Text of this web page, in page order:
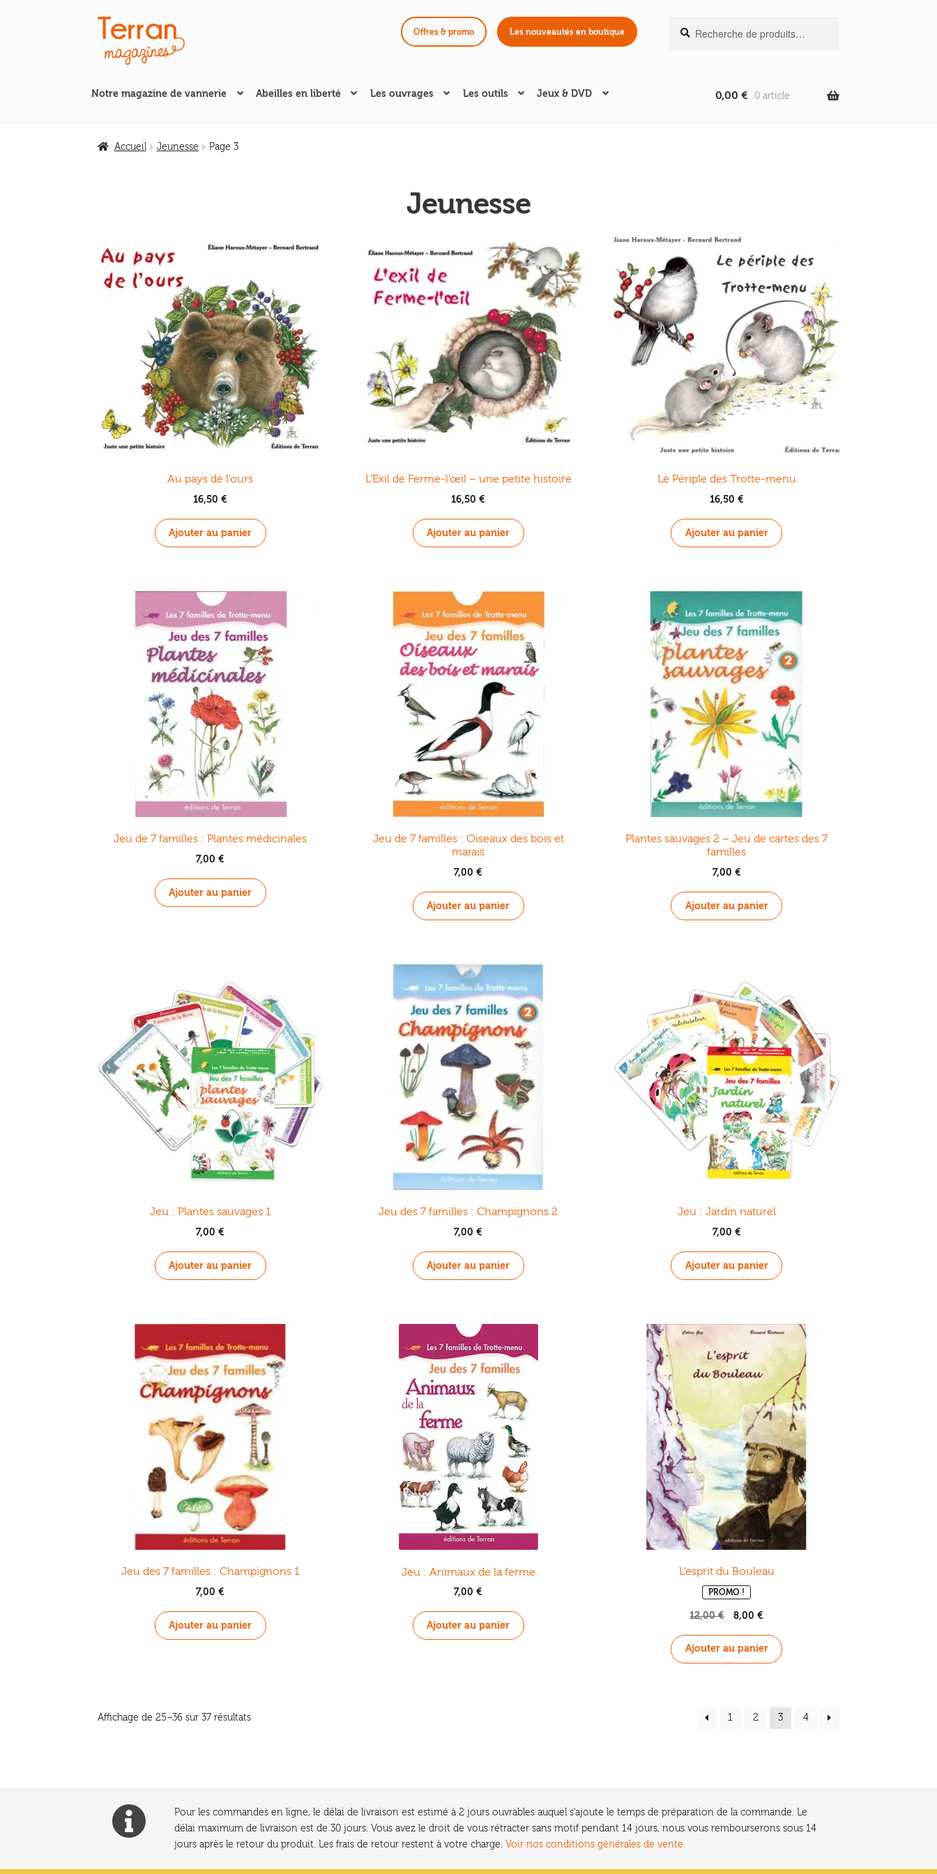
Aller
à
la
Aller
au
contenu
Offres & promo Les nouveautés en boutique
pour :
Recherche
Notre magazine de vannerie Abeilles en liberté Les ouvrages Les outils Jeux & DVD 0,00 € 0 article
Accueil Jeunesse Page 3
Jeunesse
Au pays de l’ours
16,50€
Ajouter au panier
L’Exil de Ferme-l’œil – une petite histoire
16,50€
Ajouter au panier
Le Périple des Trotte-menu
16,50 €
Ajouter au panier
Jeu de 7 familles : Plantes médicinales
7,00€
Ajouter au panier
Jeu de 7 familles : Oiseaux des bois et
marais
7,00€
Ajouter au panier
Plantes sauvages 2 – Jeu de cartes des 7
familles
7,00 €
Ajouter au panier
Jeu : Plantes sauvages 1
7,00€
Ajouter au panier
Jeu des 7 familles : Champignons 2
7,00€
Ajouter au panier
Jeu : Jardin naturel
7,00 €
Ajouter au panier
Jeu des 7 familles : Champignons 1
7,00€
Ajouter au panier
Jeu : Animaux de la ferme
7,00€
Ajouter au panier
L’esprit du Bouleau
PROMO !
12,00€
Le
initial
était :
8,00 €Le
actuel
est :
Ajouter au panier
Affichage de 25–36 sur 37 résultatsTrié
ancien
1 2 3 4
Pour les commandes en ligne, le délai de livraison est estimé à 2 jours ouvrables auquel s'ajoute le temps de préparation de la commande. Le
délai maximum de livraison est de 30 jours. Vous avez le droit de vous rétracter sans motif pendant 14 jours, nous vous rembourserons sous 14
jours après le retour du produit. Les frais de retour restent à votre charge. Voir nos conditions générales de vente.